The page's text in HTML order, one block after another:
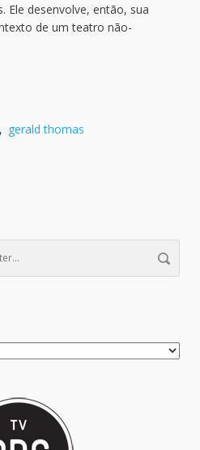
Ele desenvolve, então, sua
de um teatro não-
, gerald thomas